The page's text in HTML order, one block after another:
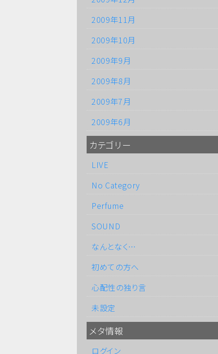
2009年11月
2009年10月
2009年9月
2009年8月
2009年7月
2009年6月
カテゴリー
LIVE
No Category
Perfume
SOUND
なんとなく…
初めての方へ
心配性の独り言
未設定
メタ情報
ログイン